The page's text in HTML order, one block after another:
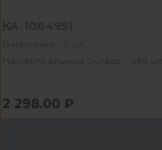
КА-1064951
В наличии - 9 шт
На центральном складе - 466 шт
2 298.00 ₽